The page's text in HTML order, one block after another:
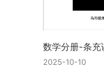
数学分册-条充
2025-10-10